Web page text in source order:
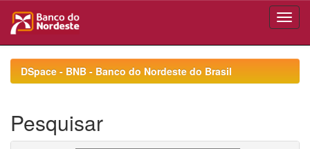
navigationDSpace - BNB - Banco do Nordeste do Brasil
Pesquisar